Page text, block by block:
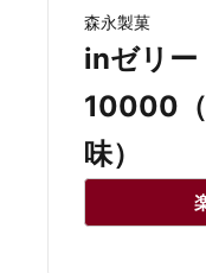
森永製菓
inゼリー
10000
味）